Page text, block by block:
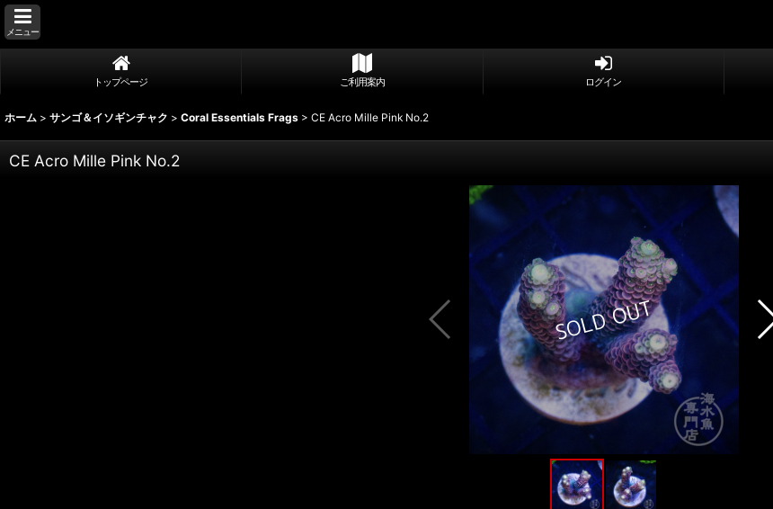
メニュー
トップページ ご利用案内 ログイン
ホーム > サンゴ＆イソギンチャク > Coral Essentials Frags > CE Acro Mille Pink No.2
CE Acro Mille Pink No.2